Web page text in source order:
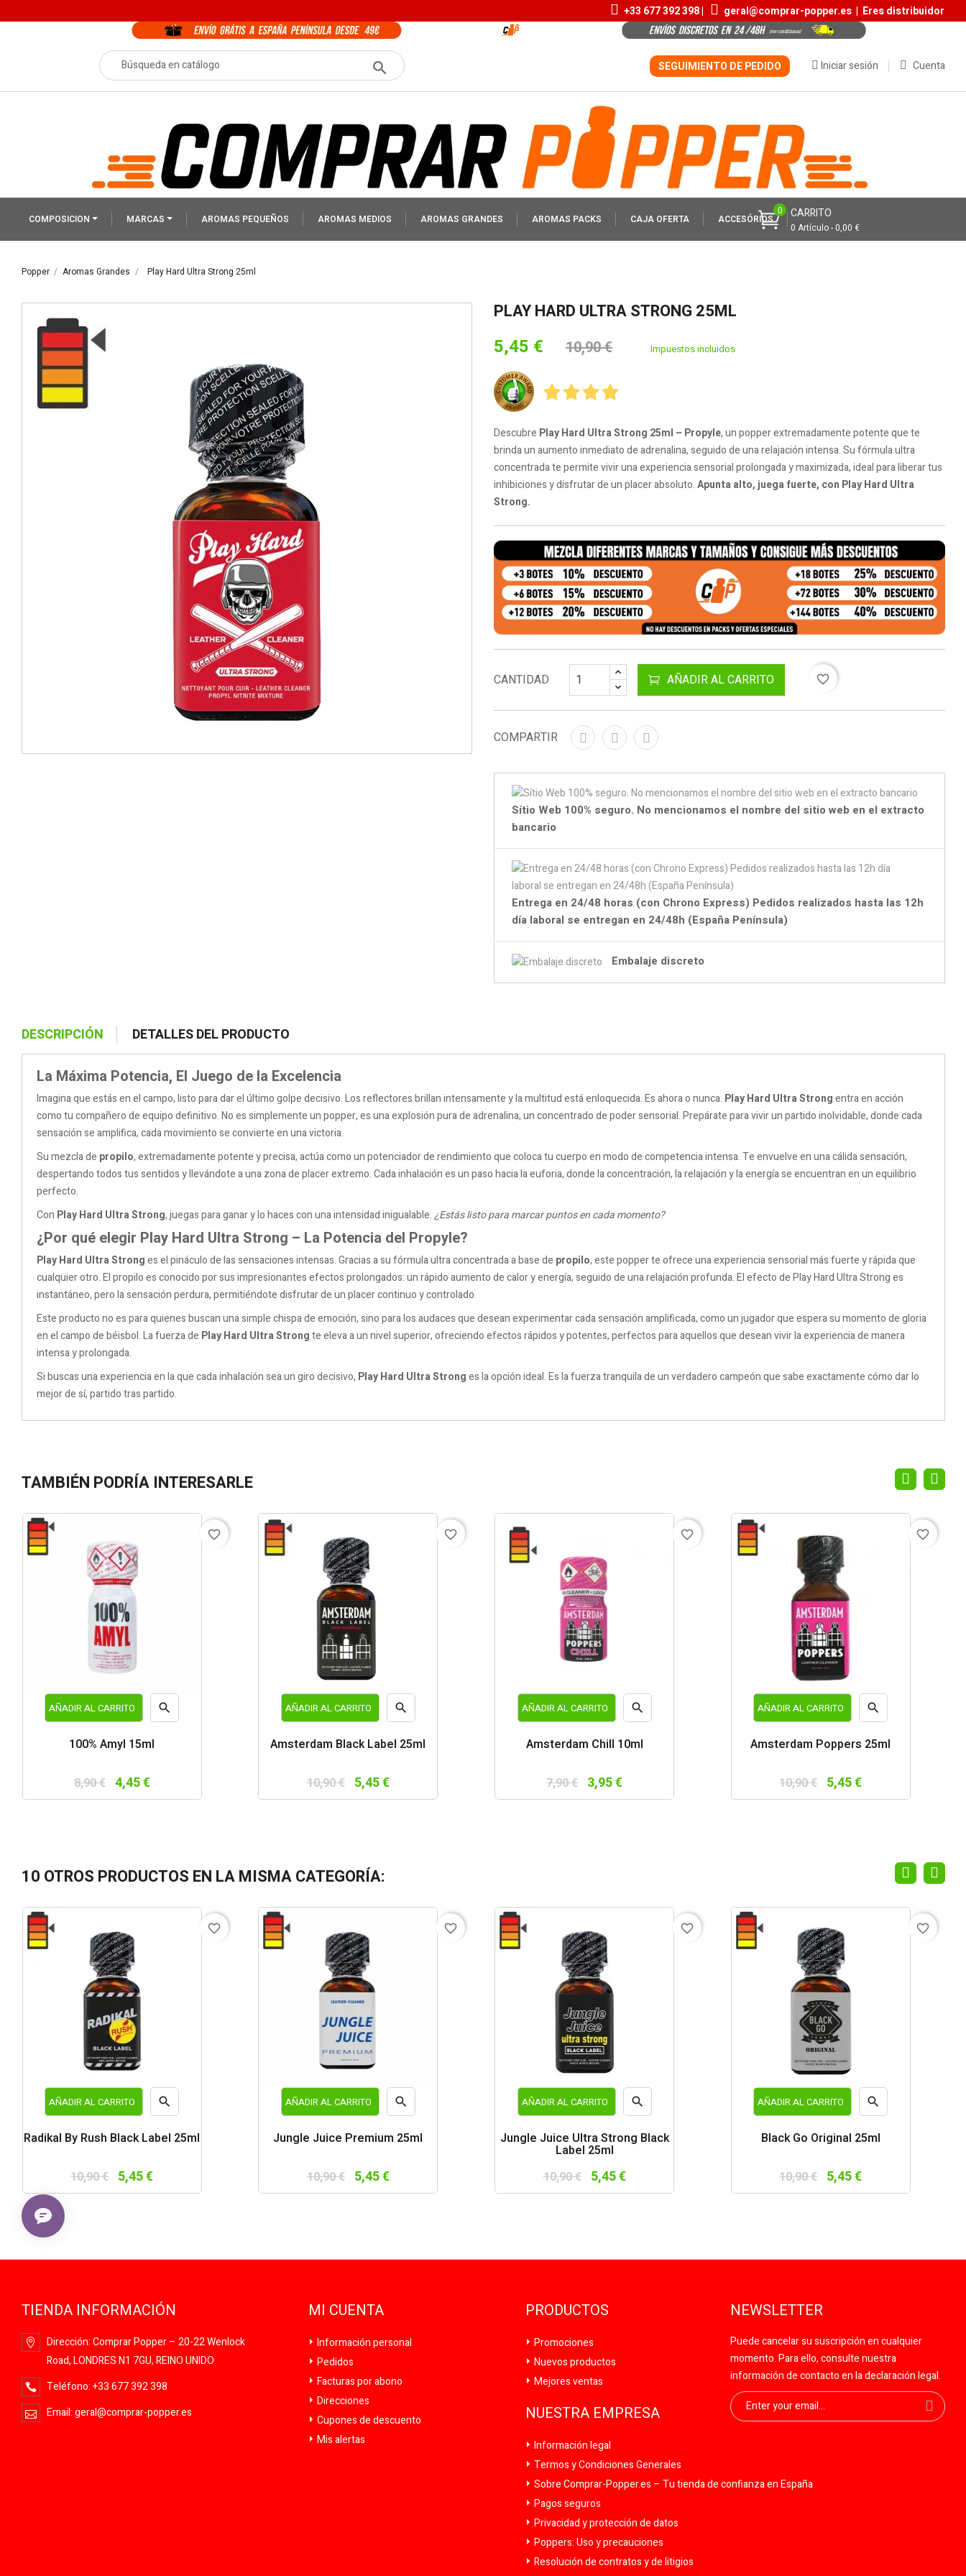
+33 677 392 398 | geral@comprar-popper.es | Eres distribuidor
Cuenta
Iniciar sesión
SEGUIMIENTO DE PEDIDO
CARRITO
0 Artículo - 0,00 €
0
COMPOSICION MARCAS AROMAS PEQUEÑOS AROMAS MEDIOS AROMAS GRANDES AROMAS PACKS CAJA OFERTA ACCESÓRIOS
Popper Aromas Grandes Play Hard Ultra Strong 25ml
PLAY HARD ULTRA STRONG 25ML
5,45 € 10,90 € Impuestos incluidos
Descubre Play Hard Ultra Strong 25ml – Propyle, un popper extremadamente potente que te
brinda un aumento inmediato de adrenalina, seguido de una relajación intensa. Su fórmula ultra
concentrada te permite vivir una experiencia sensorial prolongada y maximizada, ideal para liberar tus
inhibiciones y disfrutar de un placer absoluto.Apunta alto, juega fuerte, con Play Hard Ultra
Strong.
CANTIDAD AÑADIR AL CARRITO favorite_border
COMPARTIR
Sítio Web 100% seguro. No mencionamos el nombre del sitio web en el extracto
bancario
Entrega en 24/48 horas (con Chrono Express) Pedidos realizados hasta las 12h
día laboral se entregan en 24/48h (España Península)
Embalaje discreto
DESCRIPCIÓN DETALLES DEL PRODUCTO
La Máxima Potencia, El Juego de la Excelencia
Imagina que estás en el campo, listo para dar el último golpe decisivo. Los reflectores brillan intensamente y la multitud está enloquecida. Es ahora o nunca. Play Hard Ultra Strongentra en acción
como tu compañero de equipo definitivo. No es simplemente un popper, es una explosión pura de adrenalina, un concentrado de poder sensorial. Prepárate para vivir un partido inolvidable, donde cada
sensación se amplifica, cada movimiento se convierte en una victoria.
Su mezcla de propilo, extremadamente potente y precisa, actúa como un potenciador de rendimiento que coloca tu cuerpo en modo de competencia intensa. Te envuelve en una cálida sensación,
despertando todos tus sentidos y llevándote a una zona de placer extremo. Cada inhalación es un paso hacia la euforia, donde la concentración, la relajación y la energía se encuentran en un equilibrio
perfecto.
Con Play Hard Ultra Strong, juegas para ganar y lo haces con una intensidad inigualable.¿Estás listo para marcar puntos en cada momento?
¿Por qué elegir Play Hard Ultra Strong – La Potencia del Propyle?
Play Hard Ultra Stronges el pináculo de las sensaciones intensas. Gracias a su fórmula ultra concentrada a base de propilo, este popper te ofrece una experiencia sensorial más fuerte y rápida que
cualquier otro. El propilo es conocido por sus impresionantes efectos prolongados: un rápido aumento de calor y energía, seguido de una relajación profunda. El efecto de Play Hard Ultra Strong es
instantáneo, pero la sensación perdura, permitiéndote disfrutar de un placer continuo y controlado.
Este producto no es para quienes buscan una simple chispa de emoción, sino para los audaces que desean experimentar cada sensación amplificada, como un jugador que espera su momento de gloria
en el campo de béisbol. La fuerza de Play Hard Ultra Strongte eleva a un nivel superior, ofreciendo efectos rápidos y potentes, perfectos para aquellos que desean vivir la experiencia de manera
intensa y prolongada.
Si buscas una experiencia en la que cada inhalación sea un giro decisivo, Play Hard Ultra Stronges la opción ideal. Es la fuerza tranquila de un verdadero campeón que sabe exactamente cómo dar lo
mejor de sí, partido tras partido.
TAMBIÉN PODRÍA INTERESARLE
AÑADIR AL CARRITO 
100% Amyl 15ml
8,90 € 4,45 €
favorite_border
AÑADIR AL CARRITO 
Amsterdam Black Label 25ml
10,90 € 5,45 €
favorite_border
AÑADIR AL CARRITO 
Amsterdam Chill 10ml
7,90 € 3,95 €
favorite_border
AÑADIR AL CARRITO 
Amsterdam Poppers 25ml
10,90 € 5,45 €
favorite_border
10 OTROS PRODUCTOS EN LA MISMA CATEGORÍA:
AÑADIR AL CARRITO 
Radikal By Rush Black Label 25ml
10,90 € 5,45 €
favorite_border
AÑADIR AL CARRITO 
Jungle Juice Premium 25ml
10,90 € 5,45 €
favorite_border
AÑADIR AL CARRITO 
Jungle Juice Ultra Strong Black
Label 25ml
10,90 €
5,45 €
favorite_border
AÑADIR AL CARRITO 
Black Go Original 25ml
10,90 € 5,45 €
favorite_border
TIENDA INFORMACIÓN
Dirección:Comprar Popper – 20-22 Wenlock
Road, LONDRES N1 7GU, REINO UNIDO
Teléfono:+33 677 392 398
Email:geral@comprar-popper.es
MI CUENTA
Información personal
Pedidos
Facturas por abono
Direcciones
Cupones de descuento
Mis alertas
PRODUCTOS
Promociones
Nuevos productos
Mejores ventas
NUESTRA EMPRESA
Información legal
Termos y Condiciones Generales
Sobre Comprar-Popper.es – Tu tienda de confianza en España
Pagos seguros
Privacidad y protección de datos
Poppers: Uso y precauciones
Resolución de contratos y de litigios
NEWSLETTER
Puede cancelar su suscripción en cualquier
momento. Para ello, consulte nuestra
información de contacto en la declaración legal.